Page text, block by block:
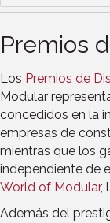
Premios
Los Premios de
Modular
concedidos en la
empresas de
mientras que los
independiente de
World of Modular,
Además del